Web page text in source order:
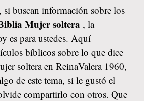
buscan información sobre los
Mujer soltera , la
es para ustedes. Aquí
bíblicos sobre lo que dice
soltera en ReinaValera 1960,
de este tema, si le gustó el
compartirlo con otros. Que